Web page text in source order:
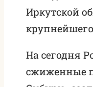
Иркутской
На сегодня
сжиженные